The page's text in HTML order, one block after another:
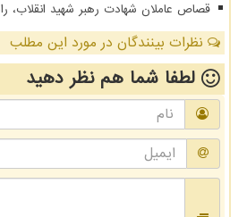
قصاص عاملان شهادت رهبر شهید انقلاب،
نظرات بینندگان در مورد این مطلب
لطفا شما همنظر دهید